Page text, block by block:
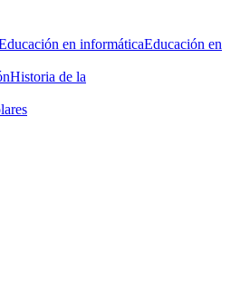
en informáticaEducación en
Historia de la